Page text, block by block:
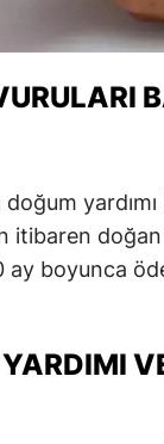
yardımı
itibaren
ay boyunca